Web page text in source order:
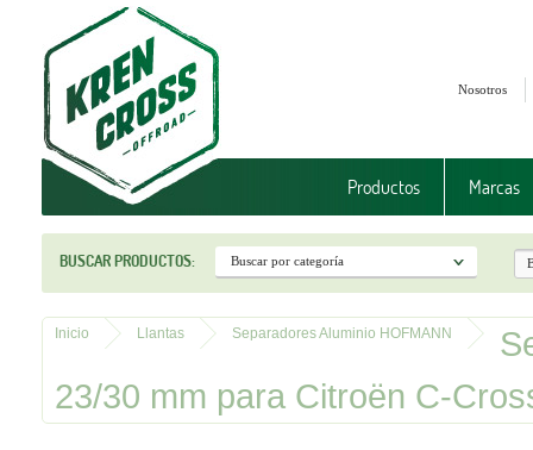
Nosotros
Productos Marcas
BUSCAR PRODUCTOS:
Inicio Llantas Separadores Aluminio HOFMANN
23/30 mm para Citroën C-